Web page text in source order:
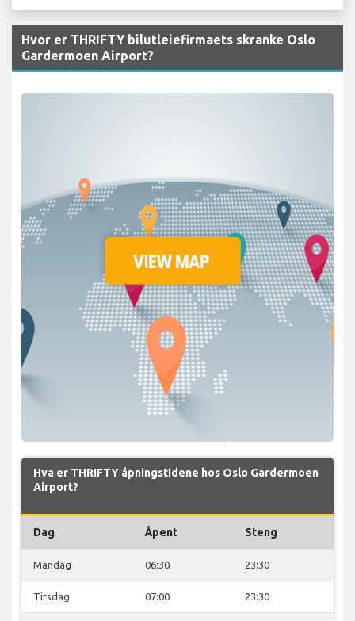
Hvor er THRIFTY bilutleiefirmaets skranke Oslo
Gardermoen Airport?
Hva er THRIFTY åpningstidene hos Oslo Gardermoen
Airport?
Dag Åpent Steng
Mandag 06:30 23:30
Tirsdag 07:00 23:30